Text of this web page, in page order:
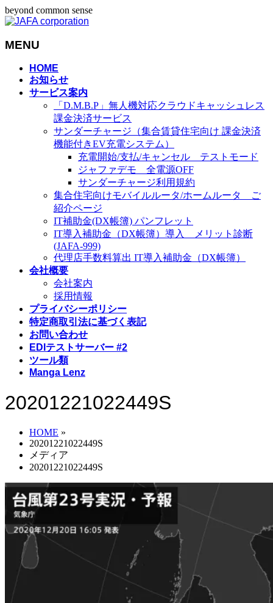
beyond common sense
MENU
HOME
お知らせ
サービス案内
「D.M.B.P」無人機対応クラウドキャッシュレス
課金決済サービス
サンダーチャージ（集合賃貸住宅向け 課金決済
機能付きEV充電システム）
充電開始/支払/キャンセル テストモード
ジャファデモ 全電源OFF
サンダーチャージ利用規約
集合住宅向けモバイルルータ/ホームルータ ご
紹介ページ
IT補助金(DX帳簿) パンフレット
IT導入補助金（DX帳簿）導入 メリット診断
(JAFA-999)
代理店手数料算出 IT導入補助金（DX帳簿）
会社概要
会社案内
採用情報
プライバシーポリシー
特定商取引法に基づく表記
お問い合わせ
EDIテストサーバー #2
ツール類
Manga Lenz
20201221022449S
HOME »
20201221022449S
メディア
20201221022449S